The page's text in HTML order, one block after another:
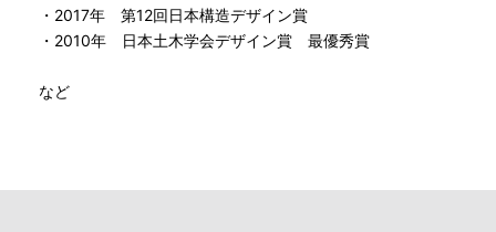
・2017年 第12回日本構造デザイン賞
・2010年 日本土木学会デザイン賞 最優秀賞
など